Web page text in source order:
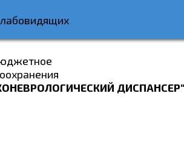
ДИСПАНСЕР"